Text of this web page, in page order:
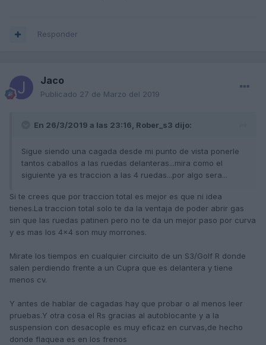
Responder
Jaco
Publicado 27 de Marzo del 2019
En 26/3/2019 a las 23:16, Rober_s3 dijo:
Sigue siendo una cagada desde mi punto de vista ponerle
tantos caballos a las ruedas delanteras...mira como el
siguiente ya es traccion a las 4 ruedas...por algo sera...
Si te crees que por traccion total es mejor es que ni idea
tienes.La traccion total solo te da la ventaja de poder abrir gas
sin que las ruedas patinen pero no te da un mejor paso por curva
y es mas los 4x4 son muy morrones.
Mirate los tiempos en cualquier circiuito de un S3/Golf R donde
salen perdiendo frente a un Cupra que es delantera y tiene
menos cv.
Y antes de hablar de cagadas hay que probar o al menos leer
pruebas.Y otra cosa el Rs gracias al autoblocante y a la
suspension con desacople es muy eficaz en curvas,de hecho
donde flaquea es en los frenos